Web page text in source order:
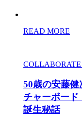
READ MORE
50歳の安藤
チャーボード
誕生秘話